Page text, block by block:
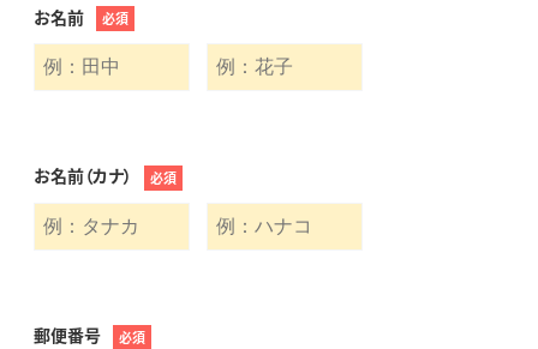
お名前 必須
お名前（カナ） 必須
郵便番号 必須